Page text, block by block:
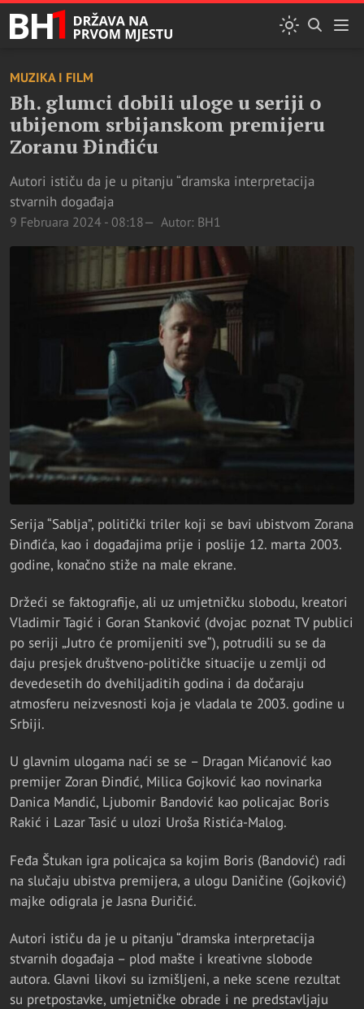
MUZIKA I FILM
Bh. glumci dobili uloge u seriji o
ubijenom srbijanskom premijeru
Zoranu Đinđiću
Autori ističu da je u pitanju “dramska interpretacija
stvarnih događaja
9 Februara 2024 - 08:18 Autor: BH1
Serija “Sablja”, politički triler koji se bavi ubistvom Zorana
Đinđića, kao i događajima prije i poslije 12. marta 2003.
godine, konačno stiže na male ekrane.
Držeći se faktografije, ali uz umjetničku slobodu, kreatori
Vladimir Tagić i Goran Stanković (dvojac poznat TV publici
po seriji „Jutro će promijeniti sve“), potrudili su se da
daju presjek društveno-političke situacije u zemlji od
devedesetih do dvehiljaditih godina i da dočaraju
atmosferu neizvesnosti koja je vladala te 2003. godine u
Srbiji.
U glavnim ulogama naći se se – Dragan Mićanović kao
premijer Zoran Đinđić, Milica Gojković kao novinarka
Danica Mandić, Ljubomir Bandović kao policajac Boris
Rakić i Lazar Tasić u ulozi Uroša Ristića-Malog.
Feđa Štukan igra policajca sa kojim Boris (Bandović) radi
na slučaju ubistva premijera, a ulogu Daničine (Gojković)
majke odigrala je Jasna Đuričić.
Autori ističu da je u pitanju “dramska interpretacija
stvarnih događaja – plod mašte i kreativne slobode
autora. Glavni likovi su izmišljeni, a neke scene rezultat
su pretpostavke, umjetničke obrade i ne predstavljaju